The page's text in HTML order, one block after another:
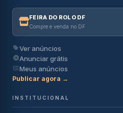
FEIRA DO ROLO DF
Compre e venda no DF
Ver anúncios
Anunciar grátis
Meus anúncios
Publicar agora →
INSTITUCIONAL